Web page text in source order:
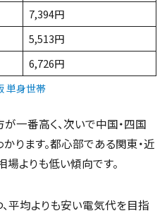
7,394円
5,513円
6,726円
単身世帯
一番高く、次いで中国・四国
ります。都心部である関東・近
よりも低い傾向です。
平均よりも安い電気代を目指